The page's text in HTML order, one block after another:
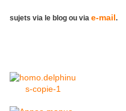
sujets via le blog ou via e-mail.